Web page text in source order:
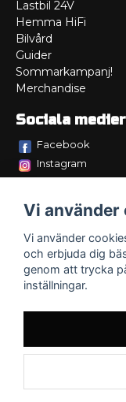
Lastbil 24V
Hemma HiFi
Bilvård
Guider
Sommarkampanj!
Merchandise
Sociala medier
Facebook
Instagram
Vi använder
Vi använder
och erbjuda dig
genom att trycka
inställningar.